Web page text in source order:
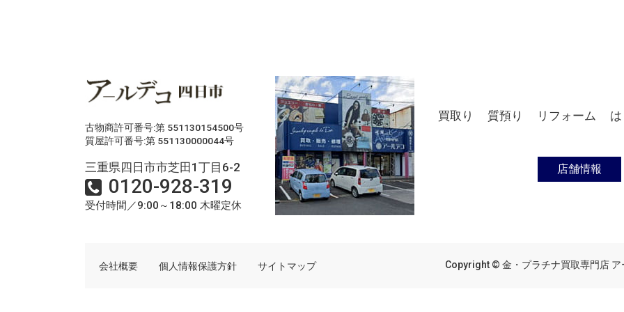
古物商許可番号:第 551130154500号
質屋許可番号:第 551130000044号
三重県四日市市芝田1丁目6-2
0120-928-319
受付時間／9:00～18:00 木曜定休
買取り 質預り リフォーム
店舗情報
会社概要 個人情報保護方針 サイトマップ Copyright © 金・プラチナ買取専門店